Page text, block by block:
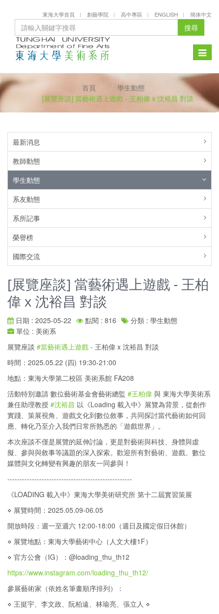
東海大學首頁 創藝學院 高中專區 ENGLISH 簡体中文
搜尋
Toggle
首頁
學生動態
[展覽座談] 當藝術遇上遊戲 - 王柏偉 x 沈裕昌 對談
最新消息
教師動態
學生動態
系友動態
系所記事
榮譽榜
國際交流
[展覽座談] 當藝術遇上遊戲 - 王柏
偉 x 沈裕昌 對談
日期 : 2025-05-22 點閱 : 816
分類 : 學生動態
單位 : 美術系
展覽座談 #當藝術遇上遊戲 - 王柏偉 x 沈裕昌 對談
時間：2025.05.22 (四) 19:30-21:00
地點：東海大學第二校區 美術系館 FA208
活動特別邀請 數位藝術基金會藝術總監 #王柏偉 與 東海大學美術系
兼任助理教授 #沈裕昌 以《Loading 載入中》展覽為背景，從創作
實踐、策展視角、遊戲文化到數位敘事，共同探討當代藝術如何回
應、轉化乃至介入我們日常所熟悉的「遊戲世界」。
本次座談不僅是展覽的延伸討論，更是對藝術與科技、身體與虛
擬、參與與敘事等議題的深入探索。歡迎所有對藝術、遊戲、數位
媒體與文化轉變有興趣的朋友一同參與！
---------------------------------------------------
《LOADING 載入中》東海大學美術研究所 第十二屆實習策展
⋄ 展覽時間：2025.05.09-06.05
開放時段：週一至週六 12:00-18:00（週日及國定假日休館）
⋄ 展覽地點：東海大學藝術中心（人文大樓1F）
⋄ 官方公會（IG）：@loading_thu_th12
https://www.instagram.com/loading_thu_th12/
參展藝術家（依姓名筆畫順序排列）：
⋄ 王挺宇、李文政、阮柏遠、林瑜亮、張立人 ⋄